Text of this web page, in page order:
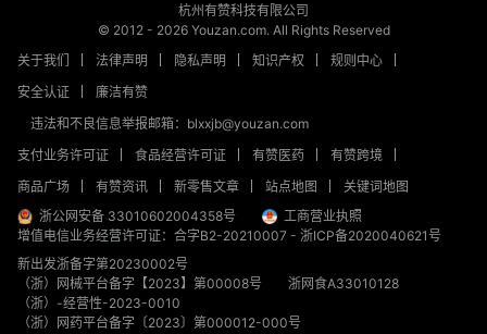
杭州有赞科技有限公司
© 2012 - 2026Youzan.com. All Rights Reserved
关于我们
法律声明 隐私声明 知识产权
规则中心
安全认证
廉洁有赞
违法和不良信息举报邮箱：blxxjb@youzan.com
支付业务许可证
食品经营许可证 有赞医药
有赞跨境
商品广场
有赞资讯 新零售文章 站点地图
关键词地图
浙公网安备 33010602004358号
工商营业执照
增值电信业务经营许可证：合字B2-20210007 - 浙ICP备2020040621号
新出发浙备字第20230002号
（浙）网械平台备字【2023】第00008号
浙网食A33010128
（浙）-经营性-2023-0010
（浙）网药平台备字〔2023〕第000012-000号